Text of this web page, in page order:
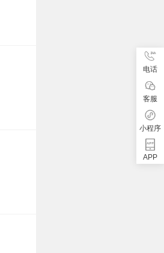
电话
客服
小程序
APP